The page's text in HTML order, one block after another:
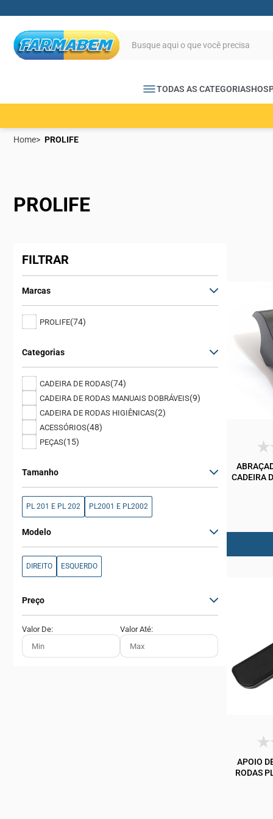
TODAS AS CATEGORIAS
Home PROLIFE
PROLIFE
FILTRAR
Tamanho
PL 201 E PL 202 PL2001 E PL2002
Modelo
DIREITO ESQUERDO
Marcas
PROLIFE(74)
Categorias
CADEIRA DE RODAS(74)
CADEIRA DE RODAS MANUAIS DOBRÁVEIS(9)
CADEIRA DE RODAS HIGIÊNICAS(2)
ACESSÓRIOS(48)
PEÇAS(15)
Preço
Valor De: Valor Até:
CADEIRA
APOIO
RODAS